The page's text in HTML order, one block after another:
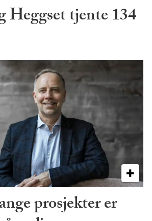
Heggset tjente 134
prosjekter er